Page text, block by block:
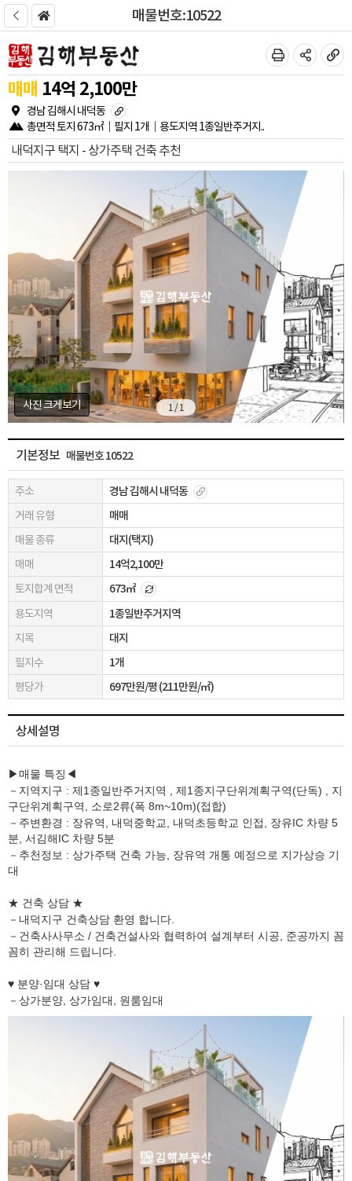
매물번호:10522
매매 14억 2,100만
경남 김해시 내덕동
총면적토지673㎡ 필지 1개 용도지역 1종일반주거지..
내덕지구 택지 - 상가주택 건축 추천
1 / 1
사진 크게보기
기본정보 매물번호 10522
주소
경남 김해시 내덕동
거래 유형
매매
매물 종류
대지(택지)
매매
14억2,100만
토지합계 면적
673㎡
용도지역
1종일반주거지역
지목
대지
필지수
1개
평당가
697만원/평 (211만원/㎡)
상세설명
▶매물 특징◀
－지역지구 : 제1종일반주거지역 , 제1종지구단위계획구역(단독) , 지
구단위계획구역, 소로2류(폭 8m~10m)(접합)
－주변환경 : 장유역, 내덕중학교, 내덕초등학교 인접, 장유IC 차량 5
분, 서김해IC 차량 5분
－추천정보 : 상가주택 건축 가능, 장유역 개통 예정으로 지가상승 기
대
★ 건축 상담 ★
－내덕지구 건축상담 환영 합니다.
－건축사사무소 / 건축건설사와 협력하여 설계부터 시공, 준공까지 꼼
꼼히 관리해 드립니다.
♥ 분양·임대 상담 ♥
－상가분양, 상가임대, 원룸임대